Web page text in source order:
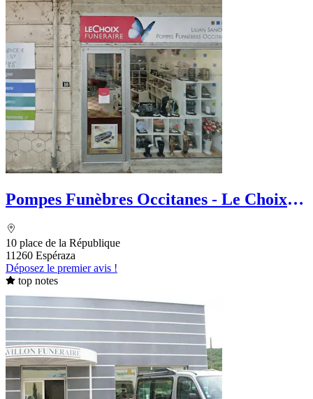
Pompes Funèbres Occitanes - Le Choix
10 place de la République
11260 Espéraza
Déposez le premier avis !
top notes